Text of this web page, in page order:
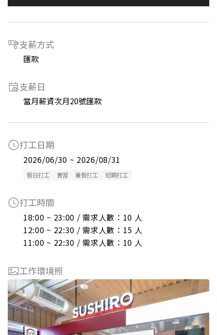
支薪方式
匯款
支薪日
當月薪資次月20號匯款
打工日期
2026/06/30 ~ 2026/08/31
假日打工 實習 暑假打工 短期打工
打工時間
18:00 ~ 23:00 / 需求人數：10 人
12:00 ~ 22:30 / 需求人數：15 人
11:00 ~ 22:30 / 需求人數：10 人
工作環境照